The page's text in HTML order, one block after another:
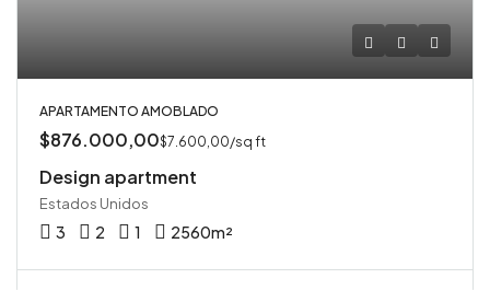
APARTAMENTO AMOBLADO
$876.000,00$7.600,00/sq ft
Design apartment
Estados Unidos
3 2 1 2560m²